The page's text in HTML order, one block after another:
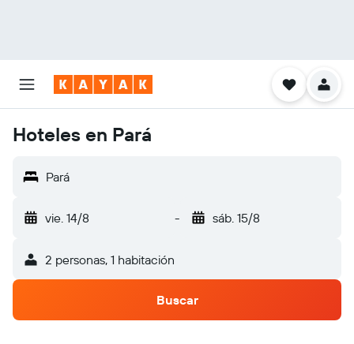
Hoteles en Pará
Pará
vie. 14/8 - sáb. 15/8
2 personas, 1 habitación
Buscar